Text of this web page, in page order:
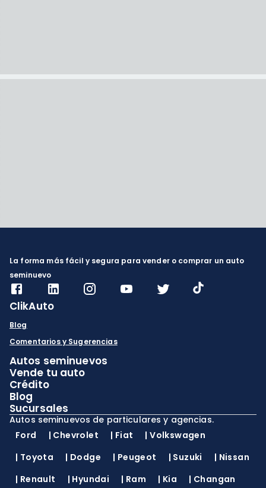
La forma más fácil y segura para vender o comprar un auto
seminuevo
ClikAuto
Blog
Comentarios y Sugerencias
Autos seminuevos
Vende tu auto
Crédito
Blog
Sucursales
Autos seminuevos de particulares y agencias.
Ford
| Chevrolet | Fiat |Volkswagen
| Toyota | Dodge | Peugeot | Suzuki | Nissan
| Renault | Hyundai | Ram | Kia | Changan